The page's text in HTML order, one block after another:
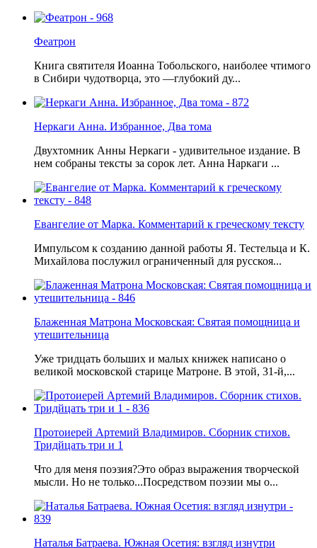
Феатрон
Книга святителя Иоанна Тобольского, наиболее чтимого
в Сибири чудотворца, это —глубокий ду...
Неркаги Анна. Избранное, Два тома
Двухтомник Анны Неркаги - удивительное издание. В
нем собраны тексты за сорок лет. Анна Наркаги ...
Евангелие от Марка. Комментарий к греческому тексту
Импульсом к созданию данной работы Я. Тестельца и К.
Михайлова послужил ограниченный для русскоя...
Блаженная Матрона Московская: Святая помощница и
утешительница
Уже тридцать больших и малых книжек написано о
великой московской старице Матроне. В этой, 31-й,...
Протоиерей Артемий Владимиров. Сборник стихов.
Тридйцать три и 1
Что для меня поэзия?Это образ выражения творческой
мысли. Но не только...Посредством поэзии мы о...
Наталья Батраева. Южная Осетия: взгляд изнутри